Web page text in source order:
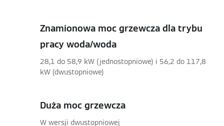
Znamionowa moc grzewcza dla trybu
pracy woda/woda
28,1 do 58,9 kW (jednostopniowe) i 56,2 do 117,8
kW (dwustopniowe)
Duża moc grzewcza
W wersji dwustopniowej